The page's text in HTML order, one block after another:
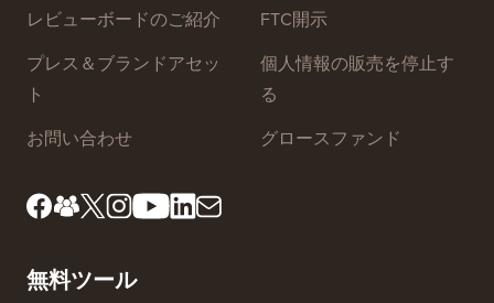
サイトリンク
私たちについて
編集基準
レビューボードのご紹介
ト
プライバシーポリシー
利用規約